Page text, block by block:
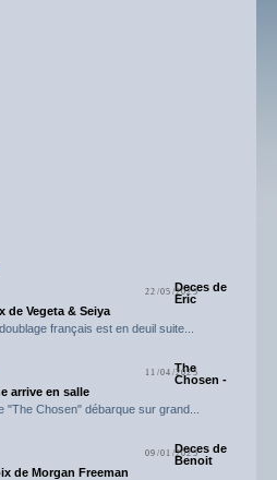
22/05/2025Deces de
Eric
de Vegeta & Seiya
français est en deuil suite...
11/04/2025
The
Chosen -
arrive en salle
"The Chosen" débarque sur grand...
09/01/2025Deces de
Benoit
de Morgan Freeman